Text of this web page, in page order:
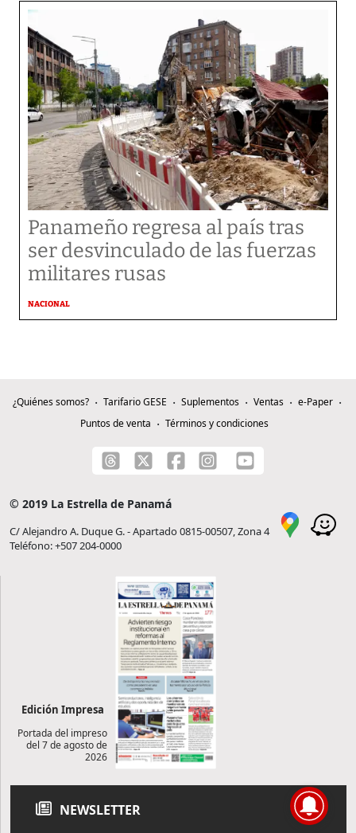
Panameño regresa al país tras
ser desvinculado de las fuerzas
militares rusas
NACIONAL
¿Quiénes somos? Tarifario GESE Suplementos Ventas
e-Paper
Puntos de venta
Términos y condiciones
© 2019 La Estrella de Panamá
C/ Alejandro A. Duque G. - Apartado 0815-00507, Zona 4
Teléfono: +507 204-0000
Edición Impresa
Portada del impreso
del 7 de agosto de
2026
NEWSLETTER